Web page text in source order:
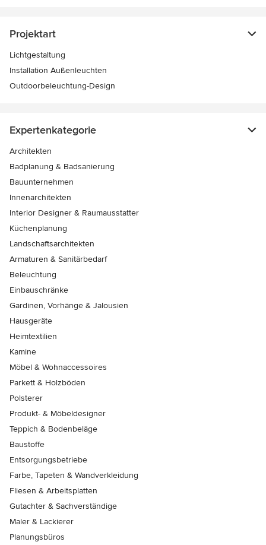
Projektart
Lichtgestaltung
Installation Außenleuchten
Outdoorbeleuchtung-Design
Expertenkategorie
Architekten
Badplanung & Badsanierung
Bauunternehmen
Innenarchitekten
Interior Designer & Raumausstatter
Küchenplanung
Landschaftsarchitekten
Armaturen & Sanitärbedarf
Beleuchtung
Einbauschränke
Gardinen, Vorhänge & Jalousien
Hausgeräte
Heimtextilien
Kamine
Möbel & Wohnaccessoires
Parkett & Holzböden
Polsterer
Produkt- & Möbeldesigner
Teppich & Bodenbeläge
Baustoffe
Entsorgungsbetriebe
Farbe, Tapeten & Wandverkleidung
Fliesen & Arbeitsplatten
Gutachter & Sachverständige
Maler & Lackierer
Planungsbüros